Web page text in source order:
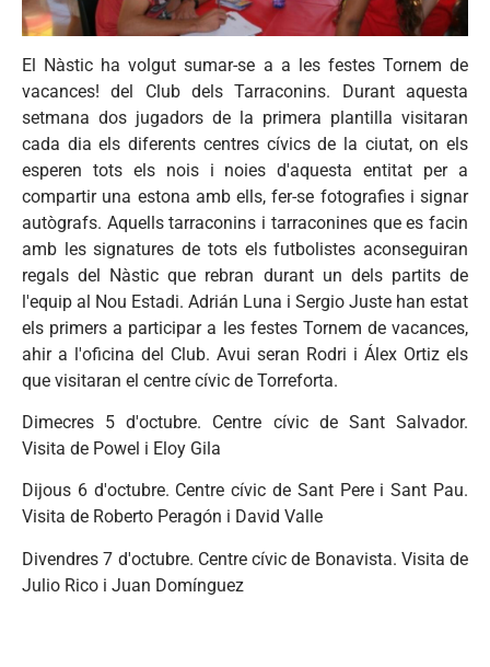
El Nàstic ha volgut sumar-se a a les festes Tornem de
vacances! del Club dels Tarraconins. Durant aquesta
setmana dos jugadors de la primera plantilla visitaran
cada dia els diferents centres cívics de la ciutat, on els
esperen tots els nois i noies d'aquesta entitat per a
compartir una estona amb ells, fer-se fotografies i signar
autògrafs. Aquells tarraconins i tarraconines que es facin
amb les signatures de tots els futbolistes aconseguiran
regals del Nàstic que rebran durant un dels partits de
l'equip al Nou Estadi. Adrián Luna i Sergio Juste han estat
els primers a participar a les festes Tornem de vacances,
ahir a l'oficina del Club. Avui seran Rodri i Álex Ortiz els
que visitaran el centre cívic de Torreforta.
Dimecres 5 d'octubre. Centre cívic de Sant Salvador.
Visita de Powel i Eloy Gila
Dijous 6 d'octubre. Centre cívic de Sant Pere i Sant Pau.
Visita de Roberto Peragón i David Valle
Divendres 7 d'octubre. Centre cívic de Bonavista. Visita de
Julio Rico i Juan Domínguez